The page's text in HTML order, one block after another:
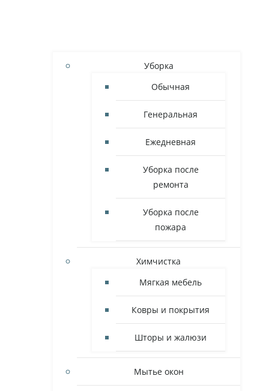
Уборка
Обычная
Генеральная
Ежедневная
Уборка после
ремонта
Уборка после
пожара
Химчистка
Мягкая мебель
Ковры и покрытия
Шторы и жалюзи
Мытье окон